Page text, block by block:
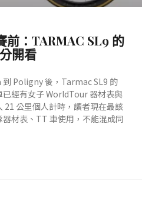
前：TARMAC SL9 的
開看
到 Poligny 後，Tarmac SL9 的
經有女子 WorldTour 器材表與
21 公里個人計時，讀者現在最該
材表、TT 車使用，不能混成同